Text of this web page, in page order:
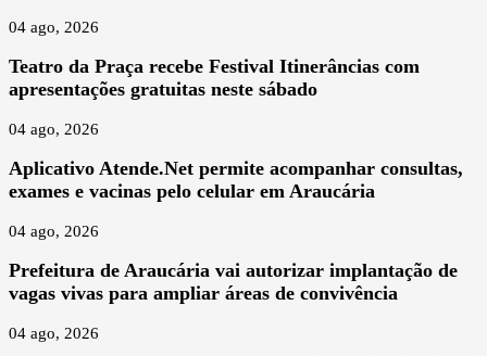
04 ago, 2026
Teatro da Praça recebe Festival Itinerâncias com
apresentações gratuitas neste sábado
04 ago, 2026
Aplicativo Atende.Net permite acompanhar consultas,
exames e vacinas pelo celular em Araucária
04 ago, 2026
Prefeitura de Araucária vai autorizar implantação de
vagas vivas para ampliar áreas de convivência
04 ago, 2026